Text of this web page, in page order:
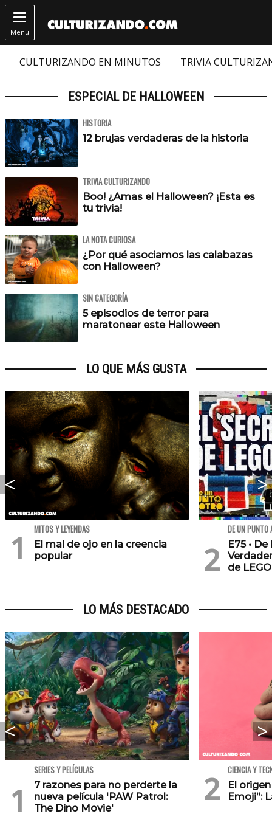

Menú
CULTURIZANDO EN MINUTOS TRIVIA
ESPECIAL DE HALLOWEEN
HISTORIA
12 brujas verdaderas de la historia
TRIVIA CULTURIZANDO
Boo! ¿Amas el Halloween? ¡Esta es
tu trivia!
LA NOTA CURIOSA
¿Por qué asociamos las calabazas
con Halloween?
SIN CATEGORÍA
5 episodios de terror para
maratonear este Halloween
LO QUE MÁS GUSTA
MITOS Y LEYENDAS
El mal de ojo en la creencia
popular
DE UN PUNTO
E75 •
de
LO MÁS DESTACADO
SERIES Y PELÍCULAS
7 razones para no perderte la
nueva película 'PAW Patrol:
The Dino Movie'
CIENCIA Y
El
Emoji”: